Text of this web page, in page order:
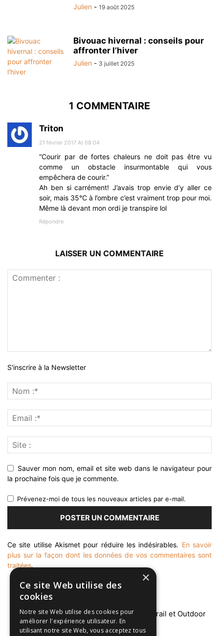
Julien - 19 août 2025
Bivouac hivernal : conseils pour
affronter l’hiver
Julien - 3 juillet 2025
1 COMMENTAIRE
Triton
21 février 2017 At 08:04
“Courir par de fortes chaleurs ne doit pas être vu
comme un obstacle insurmontable qui vous
empêchera de courir.”
Ah ben si carrément! J’avais trop envie d’y aller ce
soir, mais 35°C à l’ombre c’est vraiment trop pour moi.
Même là devant mon ordi je transpire lol
Répondre
LAISSER UN COMMENTAIRE
S'inscrire à la Newsletter
Sauver mon nom, email et site web dans le navigateur pour
la prochaine fois que je commente.
Prévenez-moi de tous les nouveaux articles par e-mail.
Ce site utilise Akismet pour réduire les indésirables. En savoir
plus sur la façon dont les données de vos commentaires sont
traitées.
×
Ce site Web utilise des
cookies
Notre site Web utilise des cookies pour
améliorer l'expérience utilisateur. En
utilisant notre site Web, vous acceptez tous